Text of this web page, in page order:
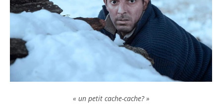
« un petit cache-cache? »